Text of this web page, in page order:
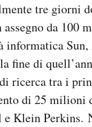
tre giorni
da 100
fine di
ricerca tra i
di 25
Klein Perkins.